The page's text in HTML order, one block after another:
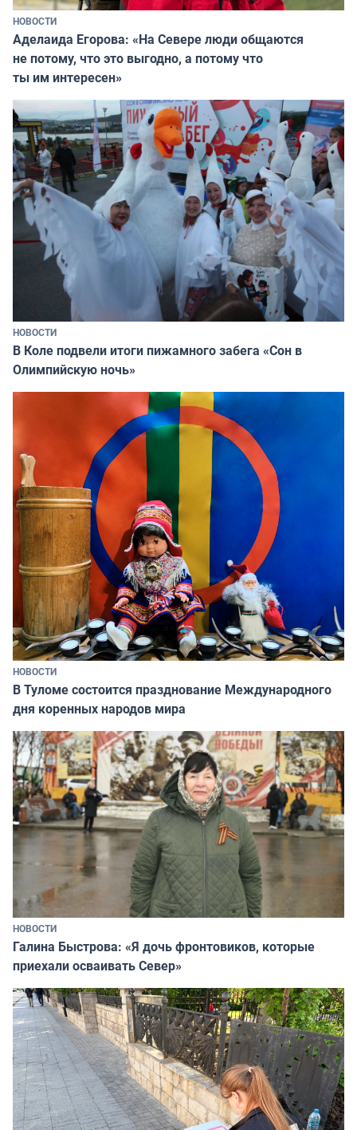
НОВОСТИ
Аделаида Егорова: «На Севере люди общаются
не потому, что это выгодно, а потому что
ты им интересен»
НОВОСТИ
В Коле подвели итоги пижамного забега «Сон в
Олимпийскую ночь»
НОВОСТИ
В Туломе состоится празднование Международного
дня коренных народов мира
НОВОСТИ
Галина Быстрова: «Я дочь фронтовиков, которые
приехали осваивать Север»